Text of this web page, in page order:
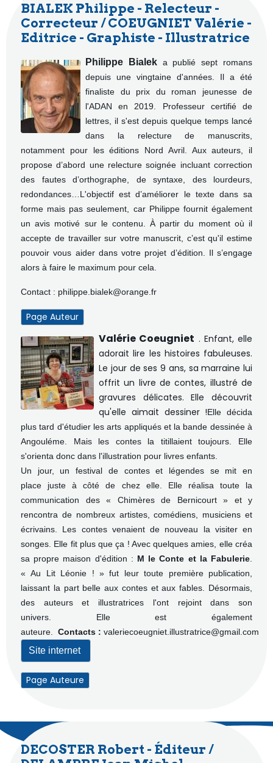
BIALEK Philippe - Relecteur -
Correcteur / COEUGNIET Valérie -
Editrice - Graphiste - Illustratrice
Philippe Bialeka publié sept romans
depuis une vingtaine d'années. Il a été
finaliste du prix du roman jeunesse de
l'ADAN en 2019. Professeur certifié de
lettres, il s'est depuis quelque temps lancé
dans la relecture de manuscrits,
notamment pour les éditions Nord Avril. Aux auteurs, il
propose d’abord une relecture soignée incluant correction
des fautes d’orthographe, de syntaxe, des lourdeurs,
redondances…L'objectif est d’améliorer le texte dans sa
forme mais pas seulement, car Philippe fournit également
un avis motivé sur le contenu.À partir du moment où il
accepte de travailler sur votre manuscrit, c’est qu'il estime
pouvoir vous aider dans votre projet d’édition. Il s’engage
alors à faire le maximum pour cela.
Contact : philippe.bialek@orange.fr
Page Auteur
Valérie Coeugniet . Enfant, elle
adorait lire les histoires fabuleuses.
Le jour de ses 9 ans, sa marraine lui
offrit un livre de contes, illustré de
gravures délicates.Elle découvrit
qu'elle aimait dessiner !Elle décida
plus tard d'étudier les arts appliqués et la bande dessinée à
Angouléme. Mais les contes la titillaient toujours. Elle
s'orienta donc dans l'illustration pour livres enfants.
Un jour, un festival de contes et légendes se mit en
place juste à côté de chez elle. Elle réalisa toute la
communication des « Chimères de Bernicourt » et y
rencontra de nombreux artistes, comédiens, musiciens et
écrivains. Les contes venaient de nouveau la visiter en
songes. Elle fit plus que ça ! Avec quelques amies, elle créa
sa propre maison d'édition : M le Conte et la Fabulerie.
« Au Lit Léonie ! » fut leur toute première publication,
laissant la part belle aux contes et aux fables. Désormais,
des auteurs et illustratrices l'ont rejoint dans son
univers. Elle est également
auteure. Contacts : valeriecoeugniet.illustratrice@gmail.com
Site internet
Page Auteure
DECOSTER Robert - Éditeur /